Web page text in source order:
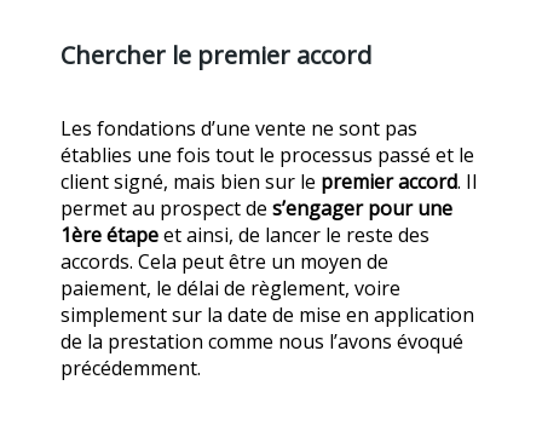
Chercher le premier accord
Les fondations d’une vente ne sont pas
établies une fois tout le processus passé et le
client signé, mais bien sur le premier accord. Il
permet au prospect de s’engager pour une
1ère étapeet ainsi, de lancer le reste des
accords. Cela peut être un moyen de
paiement, le délai de règlement, voire
simplement sur la date de mise en application
de la prestation comme nous l’avons évoqué
précédemment.